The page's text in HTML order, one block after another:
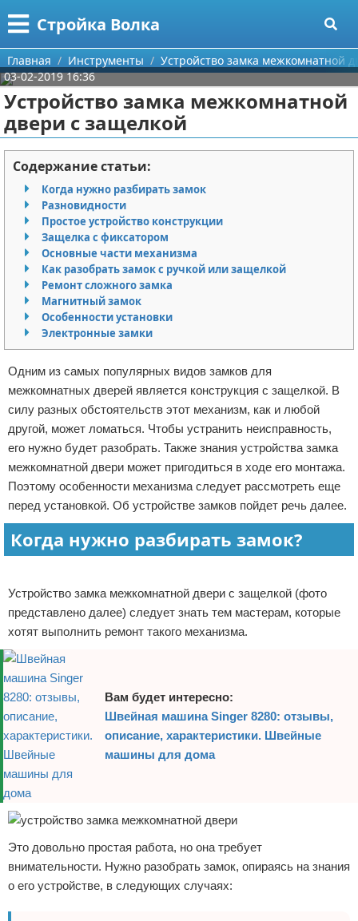
Стройка Волка
Меню
Главная
Категории
Строительство
Мебель
Интерьер и дизайн
Дизайн дачи
Дизайн квартиры
Кухня
Посуда
Ремонт
Ремонт дачи
Ремонт квартиры
Инструменты
Ванная
Домашний быт
Коммунальные услуги
Сантехника
Безопасность
Стройматериалы
Разное
Поиск
О проекте
Контакты
Сотрудничество
Размещение рекламы
Для правообладателей
Условия предоставления информации
Отказ от ответственности
Главная Инструменты
Устройство замка межкомнатной
03-02-2019 16:36
Устройство замка межкомнатной
двери с защелкой
Содержание статьи:
Когда нужно разбирать замок
Разновидности
Простое устройство конструкции
Защелка с фиксатором
Основные части механизма
Как разобрать замок с ручкой или защелкой
Ремонт сложного замка
Магнитный замок
Особенности установки
Электронные замки
Одним из самых популярных видов замков для
межкомнатных дверей является конструкция с защелкой. В
силу разных обстоятельств этот механизм, как и любой
другой, может ломаться. Чтобы устранить неисправность,
его нужно будет разобрать. Также знания устройства замка
межкомнатной двери может пригодиться в ходе его монтажа.
Поэтому особенности механизма следует рассмотреть еще
перед установкой. Об устройстве замков пойдет речь далее.
Когда нужно разбирать замок?
Устройство замка межкомнатной двери с защелкой (фото
представлено далее) следует знать тем мастерам, которые
хотят выполнить ремонт такого механизма.
Вам будет интересно:
Швейная машина Singer 8280: отзывы,
описание, характеристики. Швейные
машины для дома
Это довольно простая работа, но она требует
внимательности. Нужно разобрать замок, опираясь на знания
о его устройстве, в следующих случаях: